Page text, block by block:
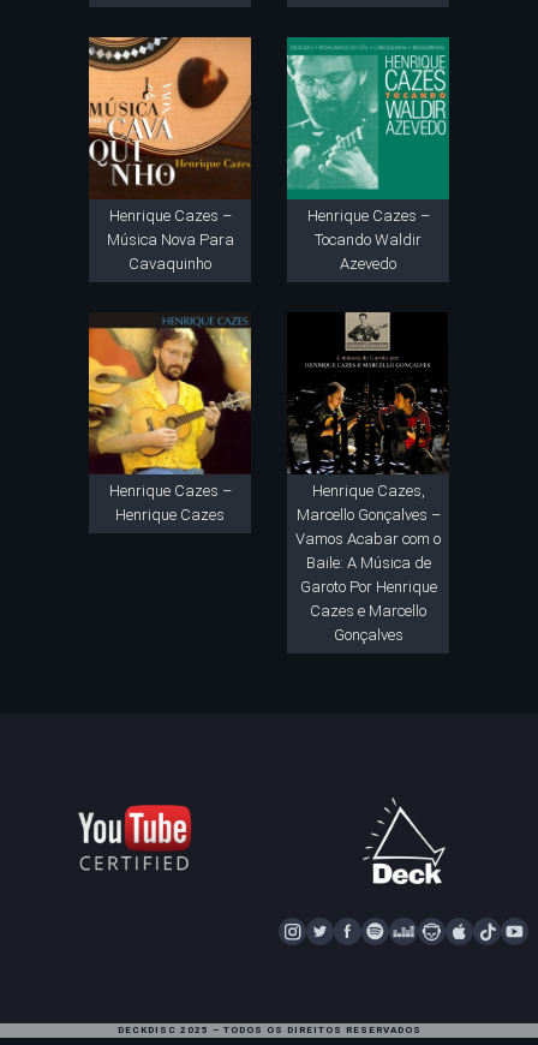
Henrique Cazes –
Música Nova Para
Cavaquinho
Henrique Cazes –
Tocando Waldir
Azevedo
Henrique Cazes –
Henrique Cazes
Henrique Cazes,
Marcello Gonçalves –
Vamos Acabar com o
Baile: A Música de
Garoto Por Henrique
Cazes e Marcello
Gonçalves
I
N
T
W
F
A
S
P
D
E
N
A
A
P
T
DECKDISC 2025 – TODOS OS DIREITOS RESERVADOS